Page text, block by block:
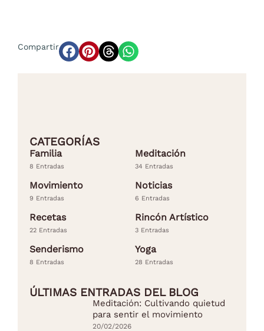
Compartir
CATEGORÍAS
Familia
8 Entradas
Meditación
34 Entradas
Movimiento
9 Entradas
Noticias
6 Entradas
Recetas
22 Entradas
Rincón Artístico
3 Entradas
Senderismo
8 Entradas
Yoga
28 Entradas
ÚLTIMAS ENTRADAS DEL BLOG
Meditación: Cultivando quietud
para sentir el movimiento
20/02/2026